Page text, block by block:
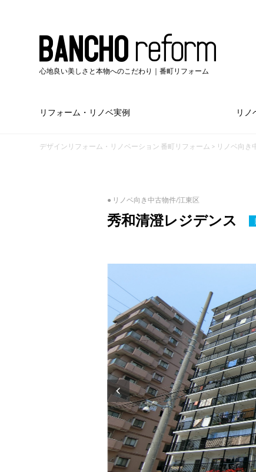
心地良い美しさと本物へのこだわり｜番町リフォーム
リフォーム・リノベ実例 リノ
デザインリフォーム・リノベーション 番町リフォーム > リノベ向き
● リノベ向き中古物件/江東区
秀和清澄レジデンス